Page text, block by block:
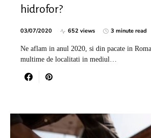
hidrofor?
03/07/2020 652 views 3 minute read
Ne aflam in anul 2020, si din pacate in
multime de localitati in mediul…